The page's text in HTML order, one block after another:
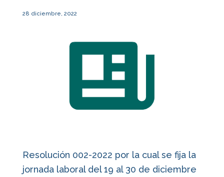
28 diciembre, 2022
Resolución 002-2022 por la cual se fija la
jornada laboral del 19 al 30 de diciembre